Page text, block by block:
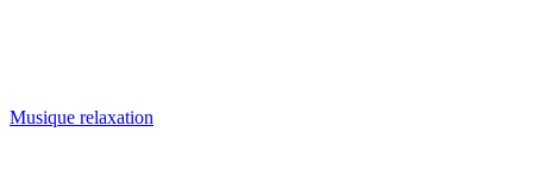
Musique relaxation